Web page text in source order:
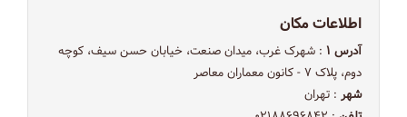
اطلاعات مکان
آدرس ۱
: شهرک غرب، ميدان صنعت، خيابان حسن سيف، كوچه
دوم، پلاک ٧ - كانون معماران معاصر
شهر : تهران